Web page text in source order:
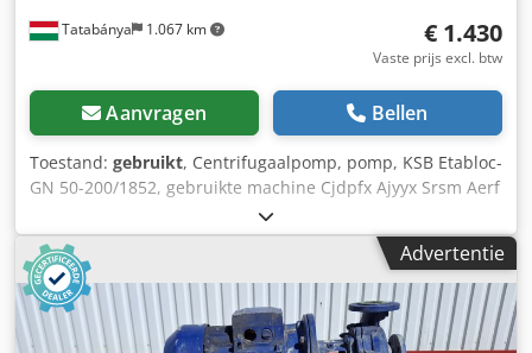
Tatabánya 1.067 km € 1.430
Vaste prijs excl. btw
Aanvragen Bellen
Toestand: gebruikt, Centrifugaalpomp, pomp, KSB Etabloc-
GN 50-200/1852, gebruikte machine Cjdpfx Ajyyx Srsm Aerf
Fabrikant: KSB Type: KSB Etabloc-GN 50-200/1852
Bouwjaar: 2007 Totale afmetingen: Breedte: 810 mm
Diepte: 350 mm Hoogte: 400 mm Gewicht: 130 kg
Elektrische gegevens: 400 V; 19,5 kW; 32,5 A Debiet: 85
m³/u Opvoerhoogte: 69,5–58,5 meter
Advertentie